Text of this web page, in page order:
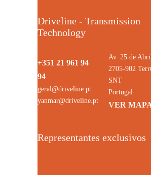
Driveline - Transmission
Technology
+351 21 961 94
94
geral@driveline.pt
yanmar@driveline.pt
Av. 25 de
2705-902
SNT
Portugal
VER
Representantes exclusivos